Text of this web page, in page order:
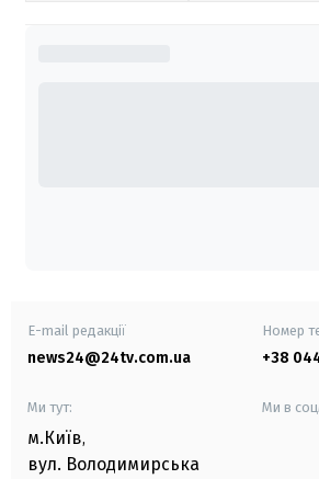
E-mail редакції
news24@24tv.com.ua
Номер
+38
Ми тут:
м.Київ,
вул. Володимирська
Ми в